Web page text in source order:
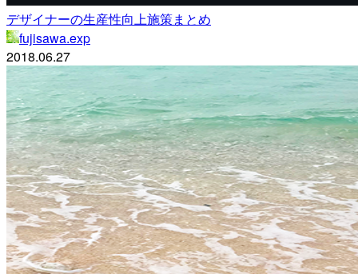
デザイナーの生産性向上施策まとめ
fujisawa.exp
2018.06.27